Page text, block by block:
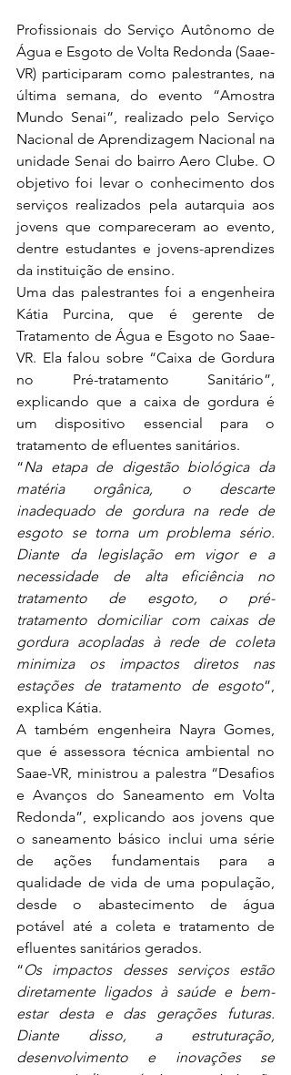
Profissionais do Serviço Autônomo de
Água e Esgoto de Volta Redonda (Saae-
VR) participaram como palestrantes, na
última semana, do evento “Amostra
Mundo Senai”, realizado pelo Serviço
Nacional de Aprendizagem Nacional na
unidade Senai do bairro Aero Clube. O
objetivo foi levar o conhecimento dos
serviços realizados pela autarquia aos
jovens que compareceram ao evento,
dentre estudantes e jovens-aprendizes
da instituição de ensino.
Uma das palestrantes foi a engenheira
Kátia Purcina, que é gerente de
Tratamento de Água e Esgoto no Saae-
VR. Ela falou sobre “Caixa de Gordura
no Pré-tratamento Sanitário”,
explicando que a caixa de gordura é
um dispositivo essencial para o
tratamento de efluentes sanitários.
“Na etapa de digestão biológica da
matéria orgânica, o descarte
inadequado de gordura na rede de
esgoto se torna um problema sério.
Diante da legislação em vigor e a
necessidade de alta eficiência no
tratamento de esgoto, o pré-
tratamento domiciliar com caixas de
gordura acopladas à rede de coleta
minimiza os impactos diretos nas
estações de tratamento de esgoto”,
explica Kátia.
A também engenheira Nayra Gomes,
que é assessora técnica ambiental no
Saae-VR, ministrou a palestra “Desafios
e Avanços do Saneamento em Volta
Redonda”, explicando aos jovens que
o saneamento básico inclui uma série
de ações fundamentais para a
qualidade de vida de uma população,
desde o abastecimento de água
potável até a coleta e tratamento de
efluentes sanitários gerados.
“Os impactos desses serviços estão
diretamente ligados à saúde e bem-
estar desta e das gerações futuras.
Diante disso, a estruturação,
desenvolvimento e inovações se